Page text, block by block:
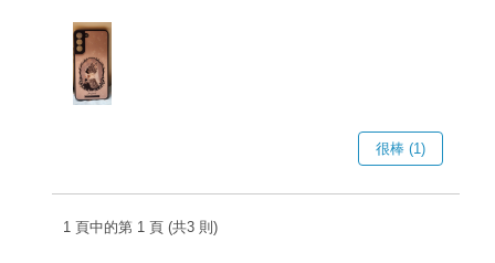
很棒 (1)
1 頁中的第 1 頁 (共3 則)